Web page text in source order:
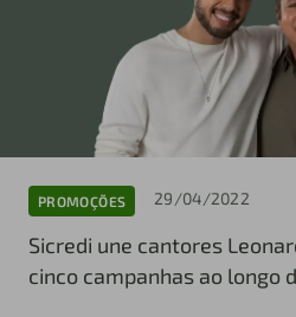
PROMOÇÕES 29/04/2022
Sicredi une cantores
cinco campanhas ao longo